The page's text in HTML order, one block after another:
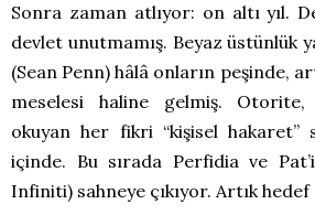
Sonra zaman atlıyor: on altı yıl.
devlet unutmamış. Beyaz üstünlük
(Sean Penn) hâlâ onların peşinde,
meselesi haline gelmiş. Otorite,
okuyan her fikri “kişisel hakaret”
içinde. Bu sırada Perfidia ve
Infiniti) sahneye çıkıyor. Artık hedef